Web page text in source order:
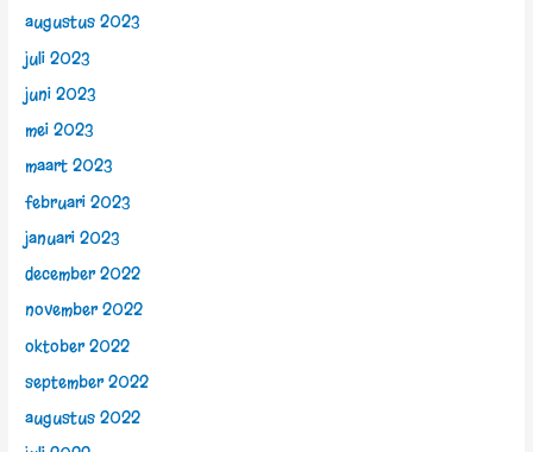
augustus 2023
juli 2023
juni 2023
mei 2023
maart 2023
februari 2023
januari 2023
december 2022
november 2022
oktober 2022
september 2022
augustus 2022